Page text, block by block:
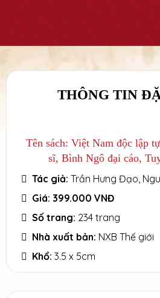
THÔNG TIN
Tên sách: Việt Nam độc lập
sĩ, Bình Ngô đại cáo,
Tác giả: Trần Hưng Đạo,
Giá: 399.000 VNĐ
Số trang: 234 trang
Nhà xuất bản: NXB Thế giới
Khổ: 3.5 x 5cm